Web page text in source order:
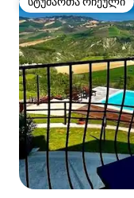
სტუმართა რჩეული